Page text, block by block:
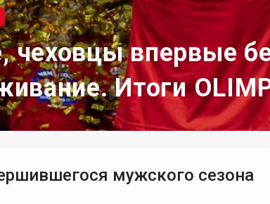
впервые
Итоги
мужского сезона